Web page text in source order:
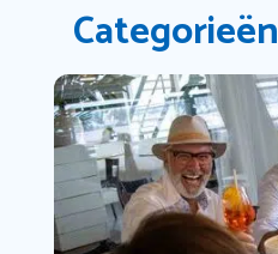
Categorieën